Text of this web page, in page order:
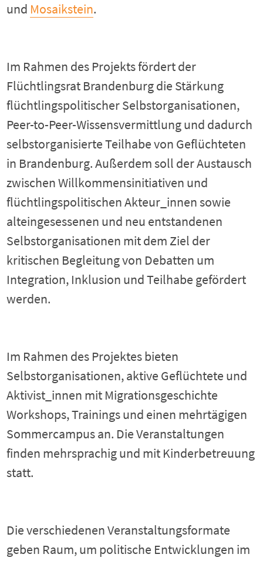
und Mosaikstein.
Im Rahmen des Projekts fördert der
Flüchtlingsrat Brandenburg die Stärkung
flüchtlingspolitischer Selbstorganisationen,
Peer-to-Peer-Wissensvermittlung und dadurch
selbstorganisierte Teilhabe von Geflüchteten
in Brandenburg. Außerdem soll der Austausch
zwischen Willkommensinitiativen und
flüchtlingspolitischen Akteur_innen sowie
alteingesessenen und neu entstandenen
Selbstorganisationen mit dem Ziel der
kritischen Begleitung von Debatten um
Integration, Inklusion und Teilhabe gefördert
werden.
Im Rahmen des Projektes bieten
Selbstorganisationen, aktive Geflüchtete und
Aktivist_innen mit Migrationsgeschichte
Workshops, Trainings und einen mehrtägigen
Sommercampus an. Die Veranstaltungen
finden mehrsprachig und mit Kinderbetreuung
statt.
Die verschiedenen Veranstaltungsformate
geben Raum, um politische Entwicklungen im